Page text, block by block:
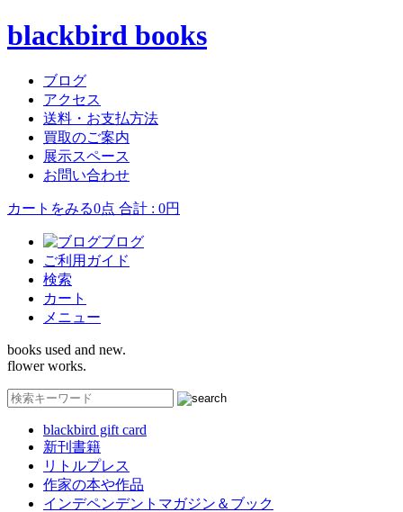
blackbird books
ブログ
アクセス
送料・お支払方法
買取のご案内
展示スペース
お問い合わせ
カートをみる0点 合計 : 0円
ブログ
ご利用ガイド
検索
カート
メニュー
books used and new.
flower works.
blackbird gift card
新刊書籍
リトルプレス
作家の本や作品
インデペンデントマガジン＆ブック